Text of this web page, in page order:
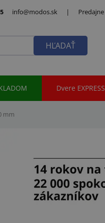
info@modos.sk | Predajne
HĽADAŤ
Dvere EXPRESS
mm